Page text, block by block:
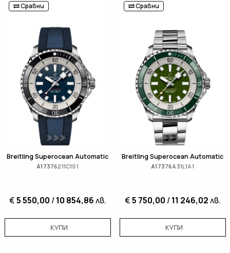
Сравни
Breitling Superocean Automatic
A17376211C1S1
€5 550,00 /10 854,86лв.
КУПИ
Сравни
Breitling Superocean Automatic
A17376A31L1A1
€5 750,00 /11 246,02лв.
КУПИ